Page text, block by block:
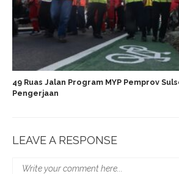
49 Ruas Jalan Program MYP Pemprov
Pengerjaan
LEAVE A RESPONSE